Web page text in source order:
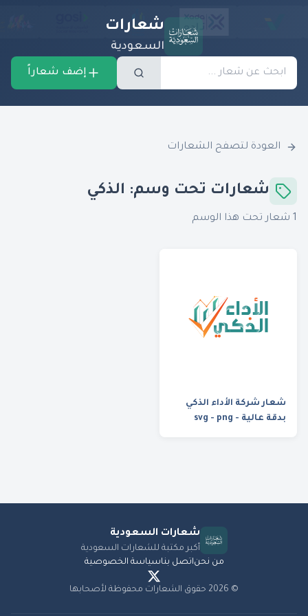
شعارات
السعودية
إضف شعاراً
العودة لتصفح الشعارات
شعارات تحت وسم: الذكي
1 شعار تحت هذا الوسم
شعار شركة الأداء الذكي
بدقة عالية - svg - png
شعارات السعودية
أكبر مكتبة للشعارات السعودية
من نحناتصل بناسياسة الخصوصية
©
2026 حقوق الشعارات محفوظة لأصحابها